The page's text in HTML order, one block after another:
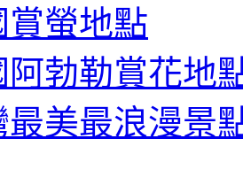
賞螢地點
阿勃勒賞花地
最美最浪漫景